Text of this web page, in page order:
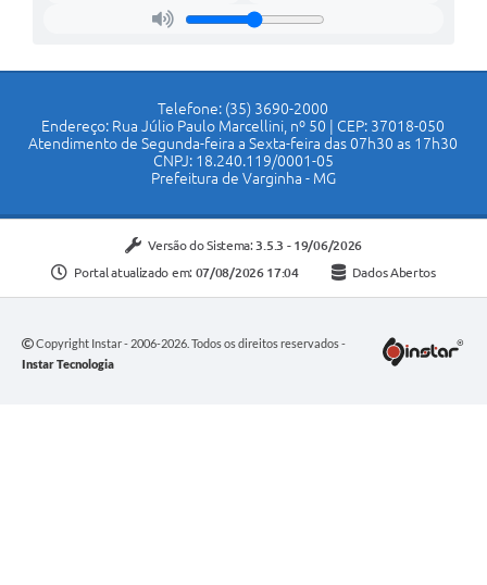
Telefone: (35) 3690-2000
Endereço: Rua Júlio Paulo Marcellini, nº 50 | CEP: 37018-050
Atendimento de Segunda-feira a Sexta-feira das 07h30 as 17h30
CNPJ: 18.240.119/0001-05
Prefeitura de Varginha - MG
Versão do Sistema: 3.5.3 - 19/06/2026
Portal atualizado em: 07/08/2026 17:04 Dados Abertos
Copyright Instar - 2006-2026. Todos os direitos reservados -
Instar Tecnologia